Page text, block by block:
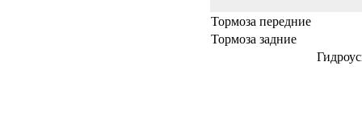
Тормоза передние
Тормоза задние